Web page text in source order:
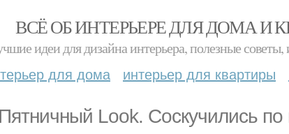
ВСЁ ОБ ИНТЕРЬЕРЕ ДЛЯ ДОМА И
идеи для дизайна интерьера, полезные советы,
для дома интерьер для квартиры
Пятничный Look. Соскучились